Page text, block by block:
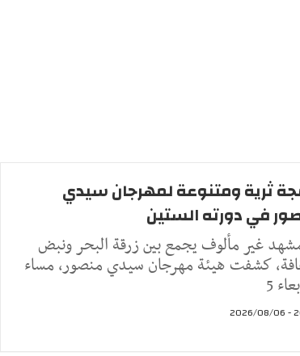
ثرية ومتنوعة لمهرجان سيدي
في دورته الستين
غير مألوف يجمع بين زرقة البحر ونبض
كشفت هيئة مهرجان سيدي منصور، مساء
5